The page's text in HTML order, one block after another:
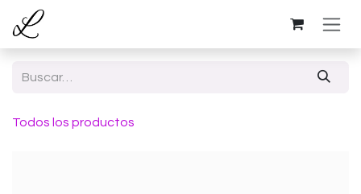
Ir al contenido
Todos los productos